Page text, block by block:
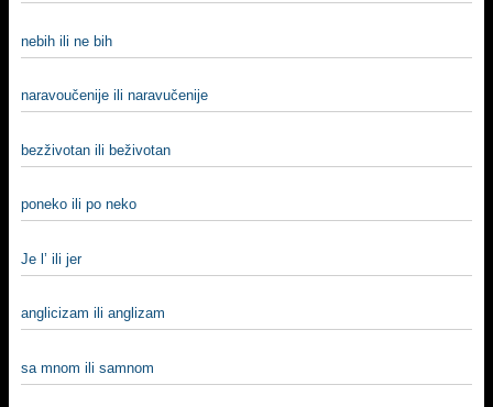
nebih ili ne bih
naravoučenije ili naravučenije
bezživotan ili beživotan
poneko ili po neko
Je l’ ili jer
anglicizam ili anglizam
sa mnom ili samnom